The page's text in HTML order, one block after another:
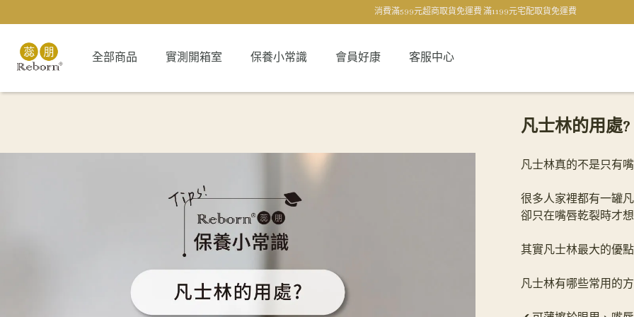
消費滿599元超商取貨免運費 滿1199元宅配取貨免運費
全部商品 實測開箱室 保養小常識 會員好康 客服中心
凡士林的用處?
凡士林真的不是只有
很多人家裡都有一罐
卻只在嘴唇乾裂時才
其實凡士林最大的優
凡士林有哪些常用的